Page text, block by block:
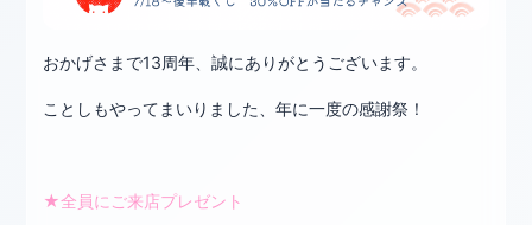
おかげさまで13周年、誠にありがとうございます。
ことしもやってまいりました、年に一度の感謝祭！
★全員にご来店プレゼント